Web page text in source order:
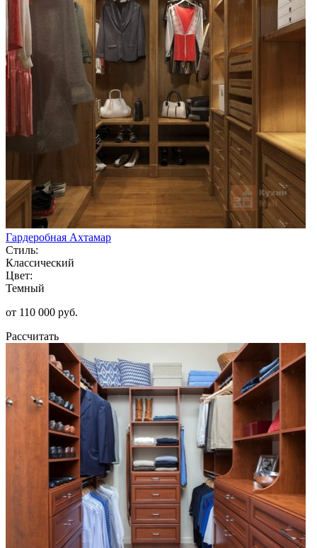
Гардеробная Ахтамар
Стиль:
Классический
Цвет:
Темный
от 110 000 руб.
Рассчитать